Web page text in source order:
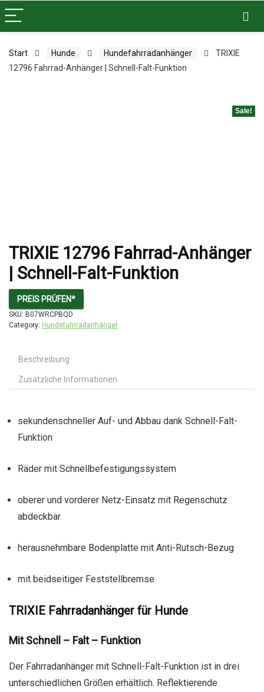
Start Hunde Hundefahrradanhänger
TRIXIE
12796 Fahrrad-Anhänger | Schnell-Falt-Funktion
Sale!
TRIXIE 12796 Fahrrad-Anhänger
| Schnell-Falt-Funktion
PREIS PRÜFEN*
SKU: B07WRCPBQD
Category: Hundefahrradanhänger
Beschreibung
Zusätzliche Informationen
sekundenschneller Auf- und Abbau dank Schnell-Falt-
Funktion
Räder mit Schnellbefestigungssystem
oberer und vorderer Netz-Einsatz mit Regenschutz
abdeckbar
herausnehmbare Bodenplatte mit Anti-Rutsch-Bezug
mit beidseitiger Feststellbremse
TRIXIE Fahrradanhänger für Hunde
Mit Schnell – Falt – Funktion
Der Fahrradanhänger mit Schnell-Falt-Funktion ist in drei
unterschiedlichen Größen erhältlich. Reflektierende